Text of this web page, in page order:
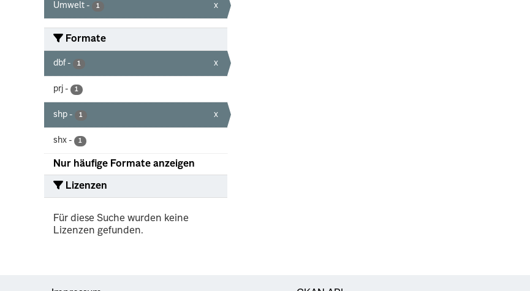
Umwelt - 1 x
Formate
dbf - 1 x
prj - 1
shp - 1 x
shx - 1
Nur häufige Formate anzeigen
Lizenzen
Für diese Suche wurden keine
Lizenzen gefunden.